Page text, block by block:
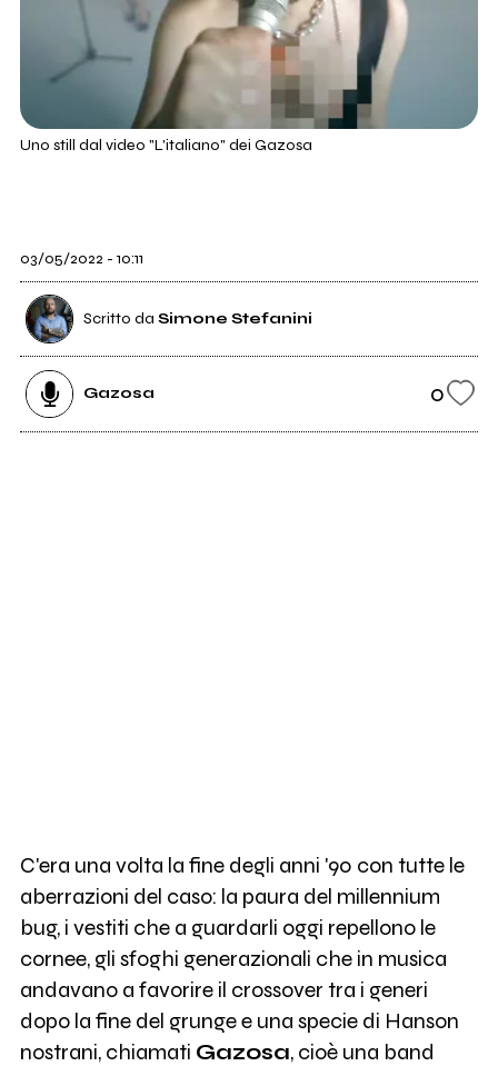
Uno still dal video "L'italiano" dei Gazosa
03/05/2022 - 10:11
Scritto da Simone Stefanini
Gazosa 0
C'era una volta la fine degli anni '90 con tutte le
aberrazioni del caso: la paura del millennium
bug, i vestiti che a guardarli oggi repellono le
cornee, gli sfoghi generazionali che in musica
andavano a favorire il crossover tra i generi
dopo la fine del grunge e una specie di Hanson
nostrani, chiamati Gazosa, cioè una band